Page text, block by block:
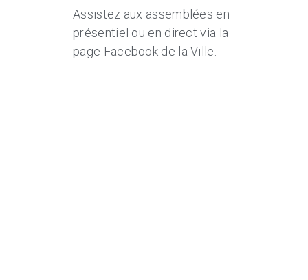
Assistez aux assemblées en
présentiel ou en direct via la
page Facebook de la Ville.